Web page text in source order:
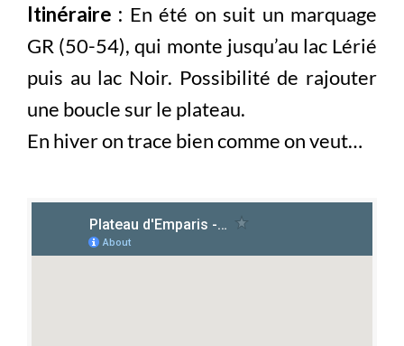
Itinéraire : En été on suit un marquage
GR (50-54), qui monte jusqu’au lac Lérié
puis au lac Noir. Possibilité de rajouter
une boucle sur le plateau.
En hiver on trace bien comme on veut…